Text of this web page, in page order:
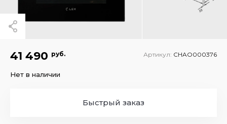
41 490 руб. Артикул: CHAO000376
Нет в наличии
Быстрый заказ